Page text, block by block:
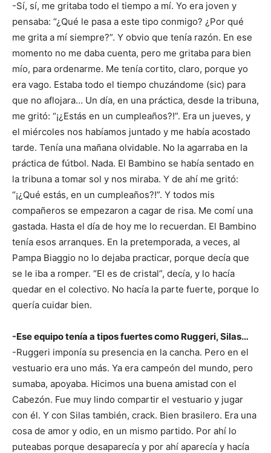
-Sí, sí, me gritaba todo el tiempo a mí. Yo era joven y
pensaba: “¿Qué le pasa a este tipo conmigo? ¿Por qué
me grita a mí siempre?”. Y obvio que tenía razón. En ese
momento no me daba cuenta, pero me gritaba para bien
mío, para ordenarme. Me tenía cortito, claro, porque yo
era vago. Estaba todo el tiempo chuzándome (sic) para
que no aflojara… Un día, en una práctica, desde la tribuna,
me gritó: “¡¿Estás en un cumpleaños?!”. Era un jueves, y
el miércoles nos habíamos juntado y me había acostado
tarde. Tenía una mañana olvidable. No la agarraba en la
práctica de fútbol. Nada. El Bambino se había sentado en
la tribuna a tomar sol y nos miraba. Y de ahí me gritó:
“¡¿Qué estás, en un cumpleaños?!”. Y todos mis
compañeros se empezaron a cagar de risa. Me comí una
gastada. Hasta el día de hoy me lo recuerdan. El Bambino
tenía esos arranques. En la pretemporada, a veces, al
Pampa Biaggio no lo dejaba practicar, porque decía que
se le iba a romper. “El es de cristal”, decía, y lo hacía
quedar en el colectivo. No hacía la parte fuerte, porque lo
quería cuidar bien.
-Ese equipo tenía a tipos fuertes como Ruggeri, Silas…
-Ruggeri imponía su presencia en la cancha. Pero en el
vestuario era uno más. Ya era campeón del mundo, pero
sumaba, apoyaba. Hicimos una buena amistad con el
Cabezón. Fue muy lindo compartir el vestuario y jugar
con él. Y con Silas también, crack. Bien brasilero. Era una
cosa de amor y odio, en un mismo partido. Por ahí lo
puteabas porque desaparecía y por ahí aparecía y hacía